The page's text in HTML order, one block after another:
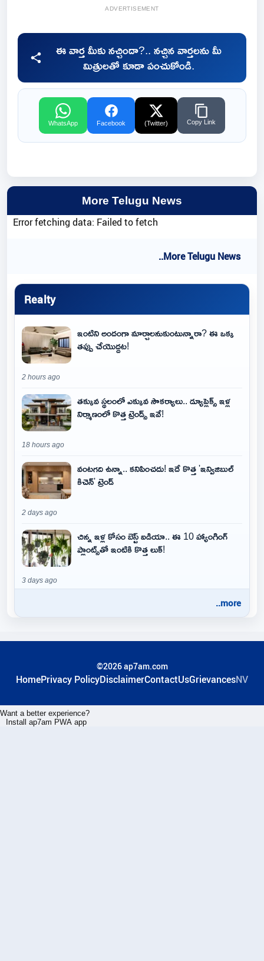
ADVERTISEMENT
ఈ వార్త మీకు నచ్చిందా?.. నచ్చిన వార్తలను మీ
మిత్రులతో కూడా పంచుకోండి.
WhatsApp Facebook (Twitter) Copy Link
More Telugu News
Error fetching data: Failed to fetch
..More Telugu News
Realty
ఇంటిని అందంగా మార్చాలనుకుంటున్నారా? ఈ ఒక్క
తప్పు చేయొద్దట!
2 hours ago
తక్కువ స్థలంలో ఎక్కువ సౌకర్యాలు.. డ్యూప్లెక్స్ ఇళ్ల
నిర్మాణంలో కొత్త ట్రెండ్స్ ఇవే!
18 hours ago
వంటగది ఉన్నా.. కనిపించదు! ఇదే కొత్త 'ఇన్విజిబుల్
కిచెన్' ట్రెండ్
2 days ago
చిన్న ఇళ్ల కోసం బెస్ట్ ఐడియా.. ఈ 10 హ్యాంగింగ్
ప్లాంట్స్‌తో ఇంటికి కొత్త లుక్!
3 days ago
..more
©2026 ap7am.com
HomePrivacy PolicyDisclaimerContactUsGrievancesNV
Want a better experience?
Install ap7am PWA app